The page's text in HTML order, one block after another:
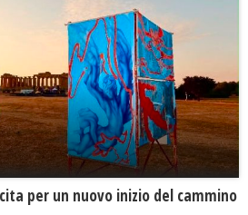
per un nuovo inizio del cammino